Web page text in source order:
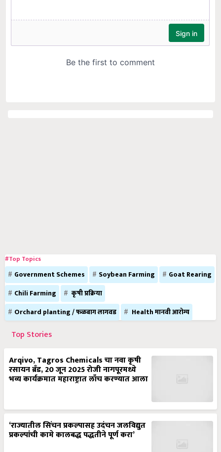
Government Schemes Soybean Farming
Goat Rearing
Chili Farming
कृषी प्रक्रिया
Orchard planting / फळबाग लागवड
Health मानवी आरोग्य
Top Stories
रसायन ब्रँड, 20 जून 2025 रोजी नागपूरमध्ये
भव्य कार्यक्रमात महाराष्ट्रात लाँच करण्यात आला
प्रकल्पांची कामे कालबद्ध पद्धतीने पूर्ण करा’